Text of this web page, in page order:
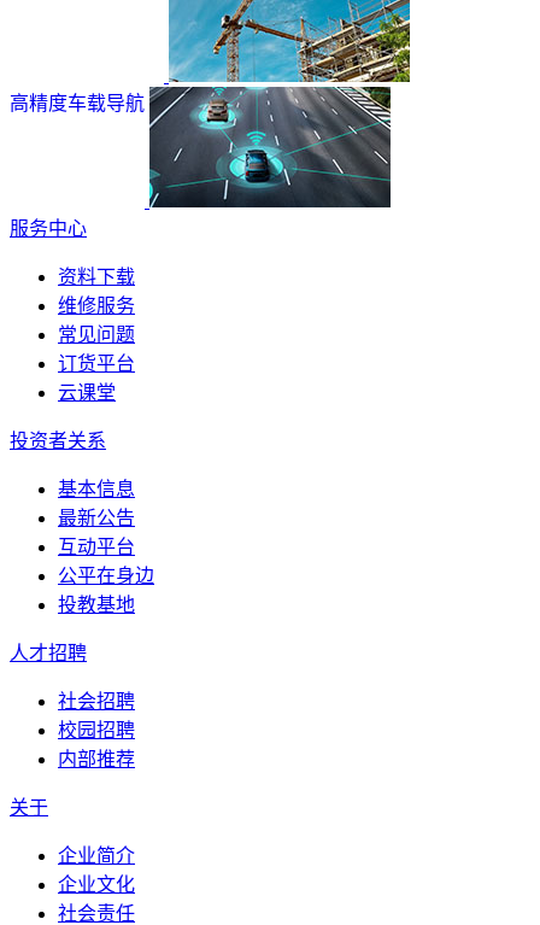
高精度车载导航
服务中心
资料下载
维修服务
常见问题
订货平台
云课堂
投资者关系
基本信息
最新公告
互动平台
公平在身边
投教基地
人才招聘
社会招聘
校园招聘
内部推荐
关于
企业简介
企业文化
社会责任